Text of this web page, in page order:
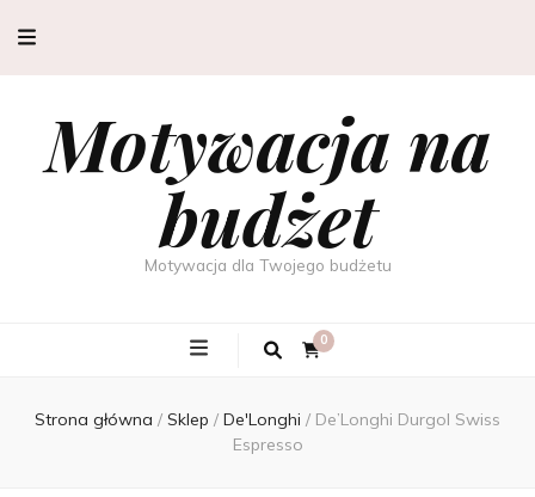
Motywacja na
budżet
Motywacja dla Twojego budżetu
0
Strona główna / Sklep / De'Longhi / De’Longhi Durgol Swiss
Espresso